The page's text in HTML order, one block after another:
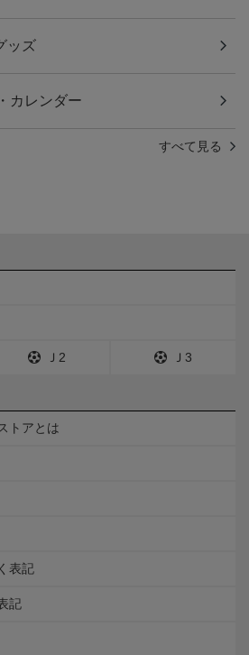
ッズ
カレンダー
すべて見る
Ｊ2 Ｊ3
トアとは
表記
記